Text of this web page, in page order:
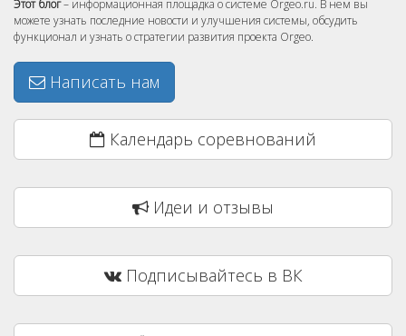
Этот блог– информационная площадка о системе Orgeo.ru. В нем вы
можете узнать последние новости и улучшения системы, обсудить
функционал и узнать о стратегии развития проекта Orgeo.
Написать нам
Календарь соревнований
Идеи и отзывы
Подписывайтесь в ВК